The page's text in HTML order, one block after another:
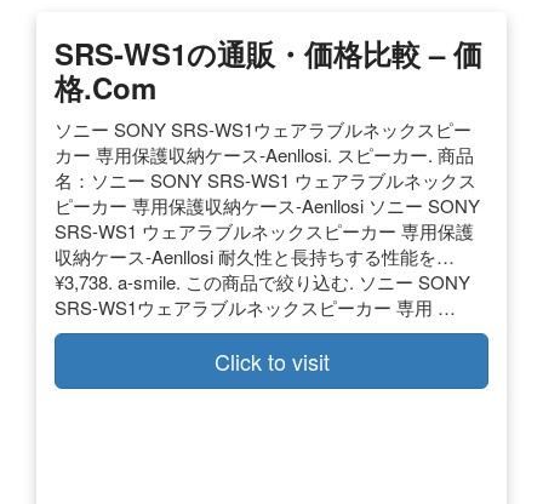
SRS-WS1の通販・価格比較 – 価
格.com
ソニー SONY SRS-WS1ウェアラブルネックスピー
カー 専用保護収納ケース-Aenllosi. スピーカー. 商品
名：ソニー SONY SRS-WS1 ウェアラブルネックス
ピーカー 専用保護収納ケース-Aenllosi ソニー SONY
SRS-WS1 ウェアラブルネックスピーカー 専用保護
収納ケース-Aenllosi 耐久性と長持ちする性能を…
¥3,738. a-smile. この商品で絞り込む. ソニー SONY
SRS-WS1ウェアラブルネックスピーカー 専用 …
Click to visit